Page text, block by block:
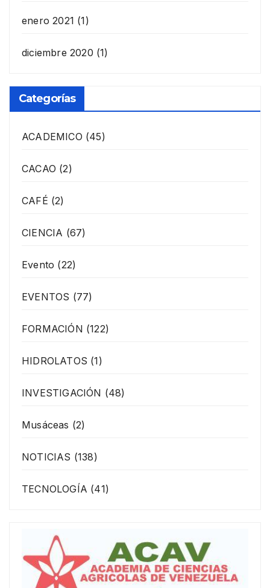
enero 2021 (1)
diciembre 2020 (1)
Categorías
ACADEMICO (45)
CACAO (2)
CAFÉ (2)
CIENCIA (67)
Evento (22)
EVENTOS (77)
FORMACIÓN (122)
HIDROLATOS (1)
INVESTIGACIÓN (48)
Musáceas (2)
NOTICIAS (138)
TECNOLOGÍA (41)